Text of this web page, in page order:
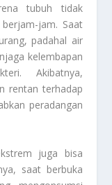
tubuh tidak
jam. Saat
padahal air
kelembapan
Akibatnya,
rentan terhadap
peradangan
juga bisa
saat berbuka